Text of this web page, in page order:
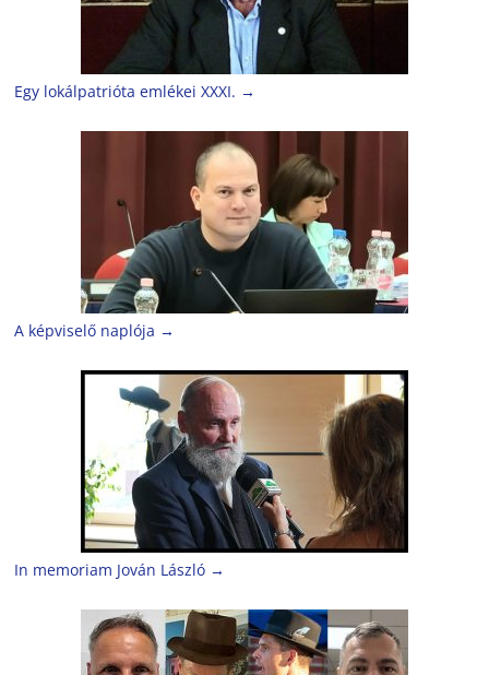
Egy lokálpatrióta emlékei XXXI. →
A képviselő naplója →
In memoriam Jován László →